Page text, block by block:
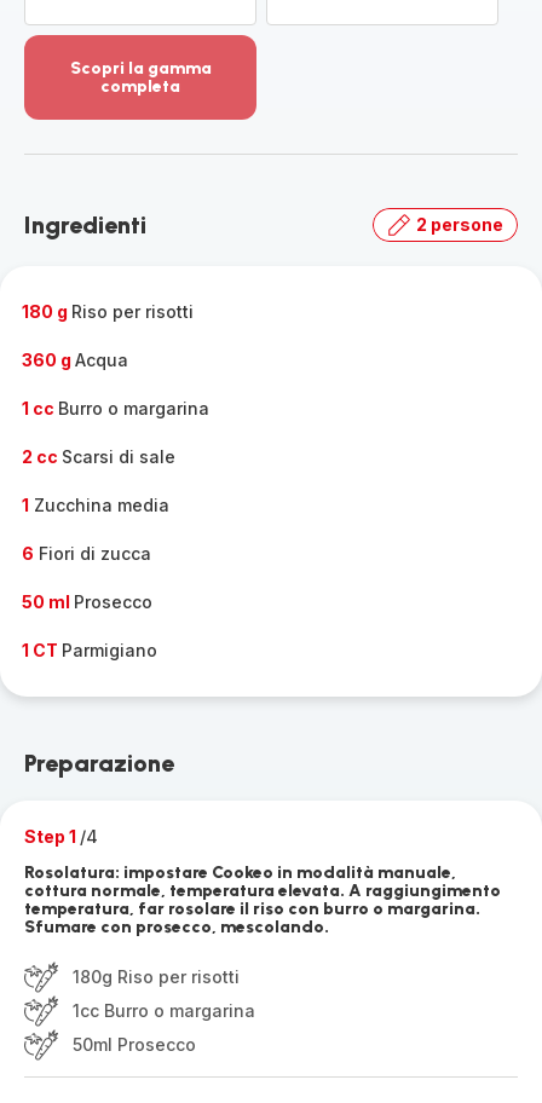
Scopri la gamma
completa
dettagli
la
Ingredienti 2 persone
180 g Riso per risotti
360 g Acqua
1 cc Burro o margarina
2 cc Scarsi di sale
1 Zucchina media
6 Fiori di zucca
50 ml Prosecco
1 CT Parmigiano
Preparazione
Step 1 /4
Rosolatura: impostare Cookeo in modalità manuale,
cottura normale, temperatura elevata. A raggiungimento
temperatura, far rosolare il riso con burro o margarina.
Sfumare con prosecco, mescolando.
180g Riso per risotti
1cc Burro o margarina
50ml Prosecco